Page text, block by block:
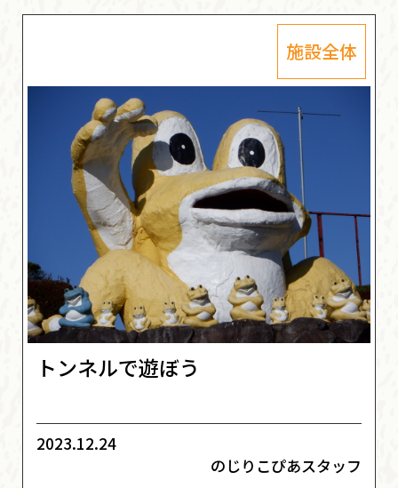
施設全体
トンネルで遊ぼう
2023.12.24
のじりこぴあスタッフ